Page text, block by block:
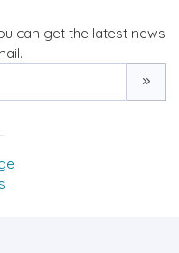
can get the latest news